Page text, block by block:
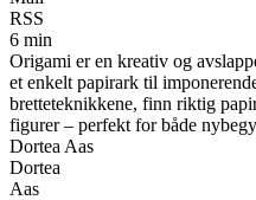
RSS
6 min
Origami er en kreativ og
et enkelt papirark til
bretteteknikkene, finn riktig
figurer – perfekt for både
Dortea Aas
Dortea
Aas